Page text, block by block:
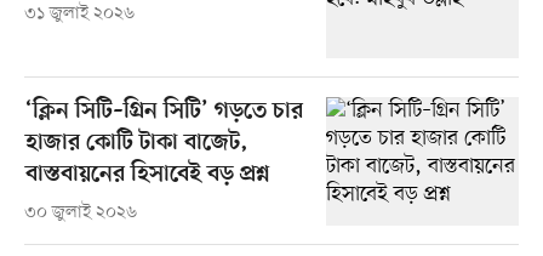
৩১ জুলাই ২০২৬
‘ক্লিন সিটি–গ্রিন সিটি’ গড়তে চার
হাজার কোটি টাকা বাজেট,
বাস্তবায়নের হিসাবেই বড় প্রশ্ন
৩০ জুলাই ২০২৬